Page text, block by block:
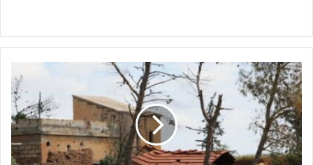
بين
الأنقاض
والألغام..
عودة
متعثرة
إلى
قرى